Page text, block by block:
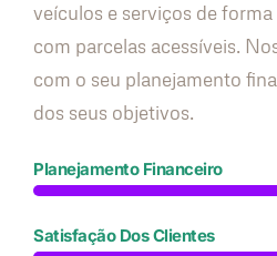
veículos e serviços de
com parcelas acessíveis.
com o seu planejamento
dos seus objetivos.
Planejamento Financeiro
Satisfação Dos Clientes